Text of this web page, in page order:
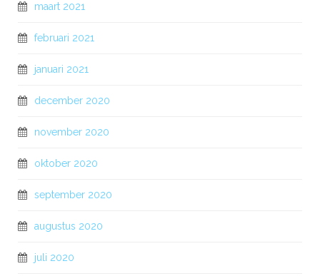
maart 2021
februari 2021
januari 2021
december 2020
november 2020
oktober 2020
september 2020
augustus 2020
juli 2020